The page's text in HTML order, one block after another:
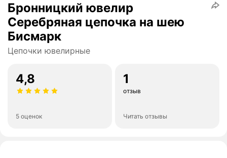
Бронницкий ювелир
Серебряная цепочка на шею
Бисмарк
Цепочки ювелирные
4,8
5 оценок
1
отзыв
Читать отзывы